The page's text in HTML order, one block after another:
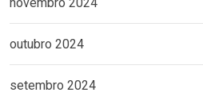
outubro 2024
setembro 2024